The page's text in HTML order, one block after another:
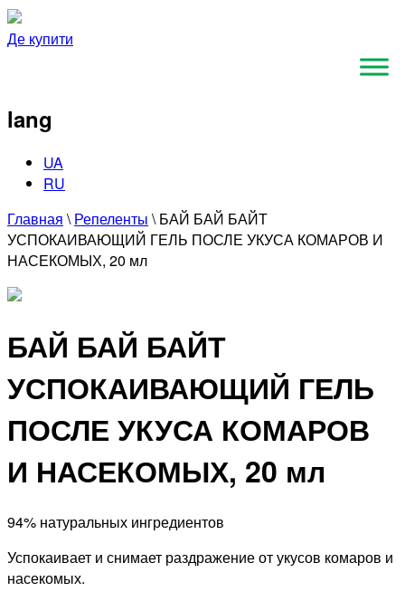
Де купити
lang
UA
RU
Главная \Репеленты \БАЙ БАЙ БАЙТ
УСПОКАИВАЮЩИЙ ГЕЛЬ ПОСЛЕ УКУСА КОМАРОВ И
НАСЕКОМЫХ, 20 мл
БАЙ БАЙ БАЙТ
УСПОКАИВАЮЩИЙ ГЕЛЬ
ПОСЛЕ УКУСА КОМАРОВ
И НАСЕКОМЫХ, 20 мл
94% натуральных ингредиентов
Успокаивает и снимает раздражение от укусов комаров и
насекомых.